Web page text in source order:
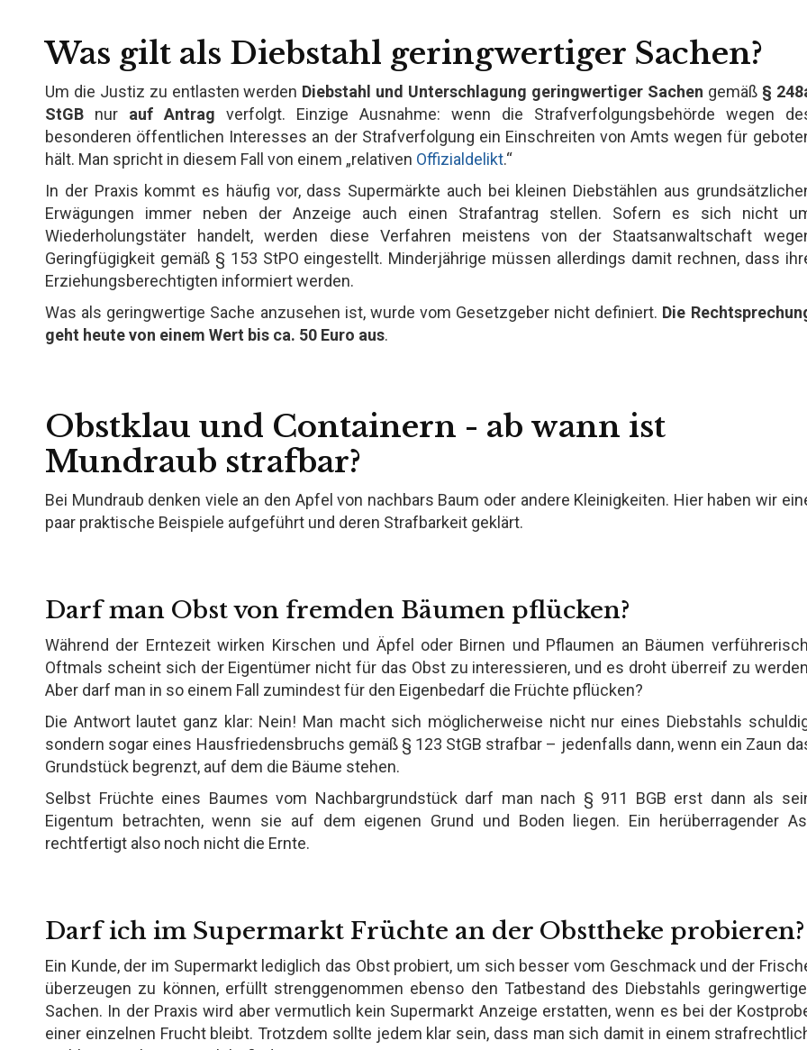
Was gilt als Diebstahl geringwertiger Sachen?
Um die Justiz zu entlasten werden Diebstahl und Unterschlagung geringwertiger Sachen gemäß §
StGB nur auf Antrag verfolgt. Einzige Ausnahme: wenn die Strafverfolgungsbehörde wegen
besonderen öffentlichen Interesses an der Strafverfolgung ein Einschreiten von Amts wegen für
hält. Man spricht in diesem Fall von einem „relativen Offizialdelikt.“
In der Praxis kommt es häufig vor, dass Supermärkte auch bei kleinen Diebstählen aus
Erwägungen immer neben der Anzeige auch einen Strafantrag stellen. Sofern es sich nicht
Wiederholungstäter handelt, werden diese Verfahren meistens von der Staatsanwaltschaft
Geringfügigkeit gemäß § 153 StPO eingestellt. Minderjährige müssen allerdings damit rechnen, dass
Erziehungsberechtigten informiert werden.
Was als geringwertige Sache anzusehen ist, wurde vom Gesetzgeber nicht definiert. Die
geht heute von einem Wert bis ca. 50 Euro aus.
Obstklau und Containern - ab wann ist
Mundraub strafbar?
Bei Mundraub denken viele an den Apfel von nachbars Baum oder andere Kleinigkeiten. Hier haben wir
paar praktische Beispiele aufgeführt und deren Strafbarkeit geklärt.
Darf man Obst von fremden Bäumen pflücken?
Während der Erntezeit wirken Kirschen und Äpfel oder Birnen und Pflaumen an Bäumen
Oftmals scheint sich der Eigentümer nicht für das Obst zu interessieren, und es droht überreif zu
Aber darf man in so einem Fall zumindest für den Eigenbedarf die Früchte pflücken?
Die Antwort lautet ganz klar: Nein! Man macht sich möglicherweise nicht nur eines Diebstahls
sondern sogar eines Hausfriedensbruchs gemäß § 123 StGB strafbar – jedenfalls dann, wenn ein Zaun
Grundstück begrenzt, auf dem die Bäume stehen.
Selbst Früchte eines Baumes vom Nachbargrundstück darf man nach § 911 BGB erst dann als
Eigentum betrachten, wenn sie auf dem eigenen Grund und Boden liegen. Ein herüberragender
rechtfertigt also noch nicht die Ernte.
Darf ich im Supermarkt Früchte an der Obsttheke probieren?
Ein Kunde, der im Supermarkt lediglich das Obst probiert, um sich besser vom Geschmack und der
überzeugen zu können, erfüllt strenggenommen ebenso den Tatbestand des Diebstahls
Sachen. In der Praxis wird aber vermutlich kein Supermarkt Anzeige erstatten, wenn es bei der
einer einzelnen Frucht bleibt. Trotzdem sollte jedem klar sein, dass man sich damit in einem